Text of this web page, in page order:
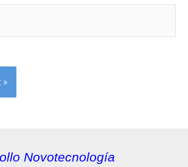
Novotecnología